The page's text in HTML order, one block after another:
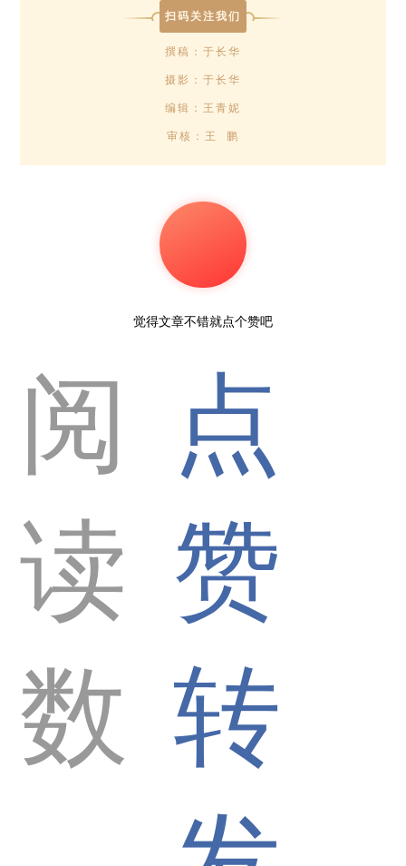
扫码关注我们
撰稿：于长华
摄影：于长华
编辑：王青妮
审核：王 鹏
觉得文章不错就点个赞吧
阅
读
数
点
赞
转